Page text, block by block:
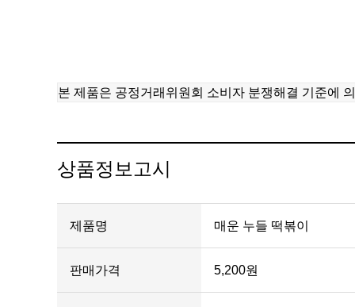
본 제품은 공정거래위원회 소비자 분쟁해결 기준에
상품정보고시
제품명 매운 누들 떡볶이
판매가격 5,200원